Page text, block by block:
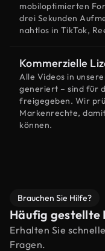
mobiloptimierten
drei Sekunden
nahtlos in TikTok,
Kommerzielle
Alle Videos in
generiert – sind für
freigegeben. Wir
Markenrechte,
können.
Brauchen Sie Hilfe?
Häufig gestellte
Erhalten Sie
Fragen.